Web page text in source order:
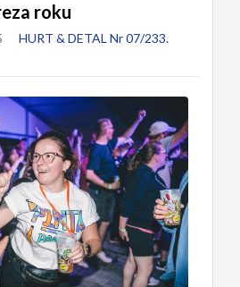
roku
HURT & DETAL Nr 07/233.